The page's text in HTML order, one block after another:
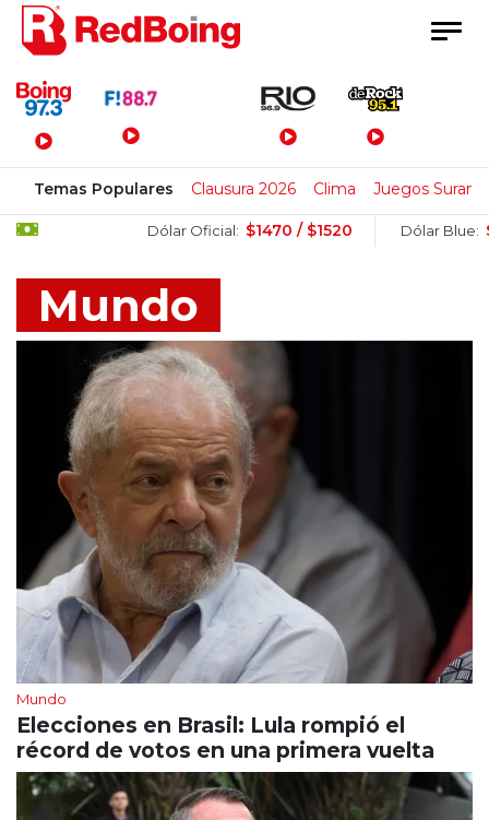
Menú Principal
Temas Populares Clausura 2026 Clima Juegos
Dólar Oficial: $1470 / $1520 Dólar Blue: $1505 /
Mundo
Mundo
Elecciones en Brasil: Lula rompió el
récord de votos en una primera vuelta